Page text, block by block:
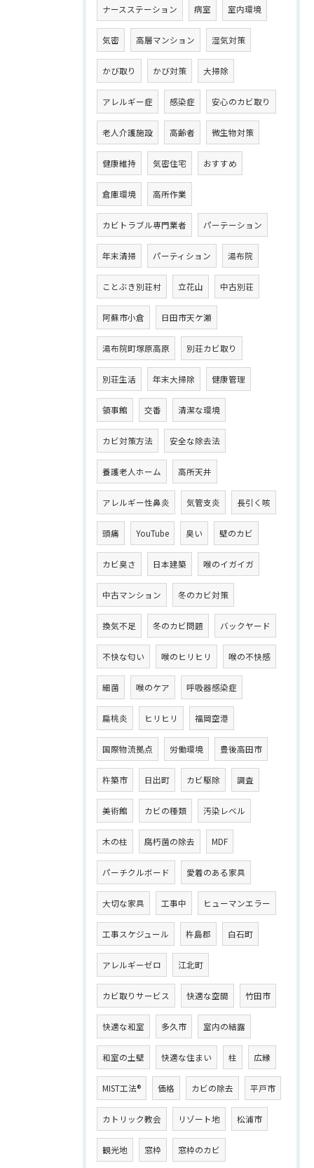
ナースステーション 病室 室内環境
気密 高層マンション 湿気対策
かび取り かび対策 大掃除
アレルギー症 感染症 安心のカビ取り
老人介護施設 高齢者 微生物対策
健康維持 気密住宅 おすすめ
倉庫環境 高所作業
カビトラブル専門業者 パーテーション
年末清掃 パーティション 湯布院
ことぶき別荘村 立花山 中古別荘
阿蘇市小倉 日田市天ケ瀬
湯布院町塚原高原 別荘カビ取り
別荘生活 年末大掃除 健康管理
領事館 交番 清潔な環境
カビ対策方法 安全な除去法
養護老人ホーム 高所天井
アレルギー性鼻炎 気管支炎 長引く咳
頭痛 YouTube 臭い 壁のカビ
カビ臭さ 日本建築 喉のイガイガ
中古マンション 冬のカビ対策
換気不足 冬のカビ問題 バックヤード
不快な匂い 喉のヒリヒリ 喉の不快感
細菌 喉のケア 呼吸器感染症
扁桃炎 ヒリヒリ 福岡空港
国際物流拠点 労働環境 豊後高田市
杵築市 日出町 カビ駆除 調査
美術館 カビの種類 汚染レベル
木の柱 腐朽菌の除去 MDF
パーチクルボード 愛着のある家具
大切な家具 工事中 ヒューマンエラー
工事スケジュール 杵島郡 白石町
アレルギーゼロ 江北町
カビ取りサービス 快適な空間 竹田市
快適な和室 多久市 室内の結露
和室の土壁 快適な住まい 柱 広縁
MIST工法® 価格 カビの除去 平戸市
カトリック教会 リゾート地 松浦市
観光地 窓枠 窓枠のカビ